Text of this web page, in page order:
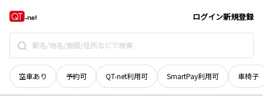
ログイン新規登録
空車あり 予約可 QT-net利用可 SmartPay利用可 車椅子
北海道